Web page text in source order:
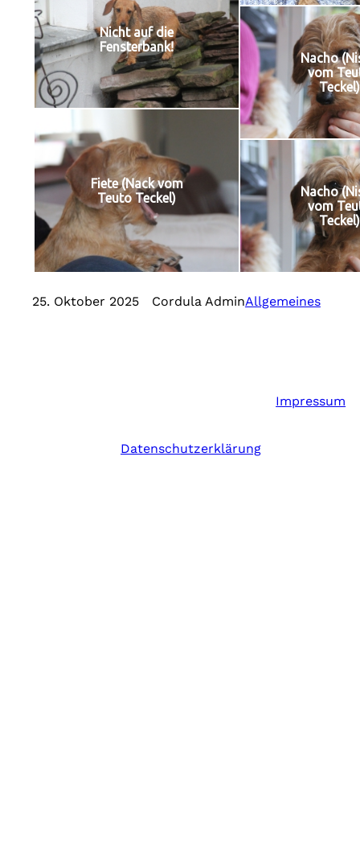
Nicht auf die
Fensterbank!
Nacho
vom
Teckel)
Fiete (Nack vom
Teuto Teckel)
Nacho
vom
Teckel)
25. Oktober 2025 Cordula AdminAllgemeines
Impressum
Datenschutzerklärung